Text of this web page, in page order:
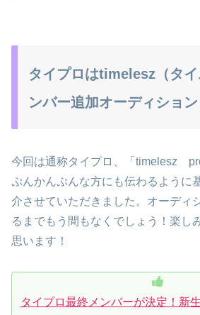
タイプロはtimelesz（タイ
ンバー追加オーディション
今回は通称タイプロ、「timelesz
ぷんかんぷんな方にも伝わるように
介させていただきました。オーディ
るまでもう間もなくでしょう！楽し
思います！
タイプロ最終メンバーが決定！新